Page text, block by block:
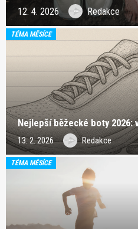
12. 4. 2026 Redakce
TÉMA MĚSÍCE
Nejlepší běžecké boty 2026:
13. 2. 2026 Redakce
TÉMA MĚSÍCE